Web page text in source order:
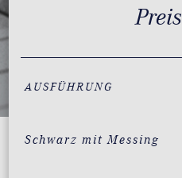
AUSFÜHRUNG
Schwarz mit Messing